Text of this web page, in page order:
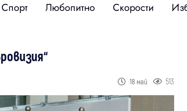
Спорт Любопитно Скорости
18 май 513